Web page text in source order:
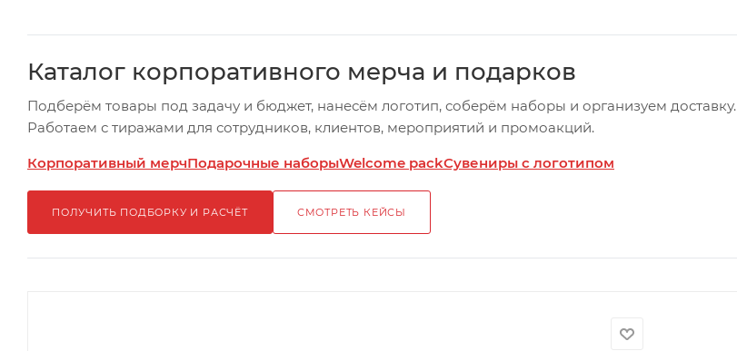
Каталог корпоративного мерча и подарков
Подберём товары под задачу и бюджет, нанесём логотип, соберём наборы и организуем доставку.
Работаем с тиражами для сотрудников, клиентов, мероприятий и промоакций.
Корпоративный мерчПодарочные наборыWelcome packСувениры с логотипом
ПОЛУЧИТЬ ПОДБОРКУ И РАСЧЁТ СМОТРЕТЬ КЕЙСЫ